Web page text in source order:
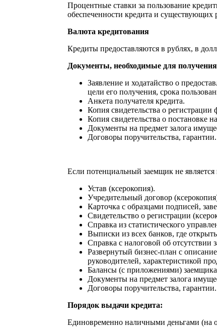
Процентные ставки за пользование
обеспеченности кредита и существующих
Валюта кредитования
Кредиты предоставляются в рублях, в
Документы, необходимые для
Заявление и ходатайство о
цели его получения, срока
Анкета получателя кредита.
Копия свидетельства о
Копия свидетельства о
Документы на предмет залога
Договоры поручительства, гарантии.
Если потенциальный заемщик не
Устав (ксерокопия).
Учредительный договор
Карточка с образцами подписей,
Свидетельство о регистрации
Справка из статистического
Выписки из всех банков, где
Справка с налоговой об
Развернутый бизнес-план с
руководителей, характеристикой
Балансы (с приложениями)
Документы на предмет залога
Договоры поручительства, гарантии.
Порядок выдачи кредита:
Единовременно наличными деньгами (на